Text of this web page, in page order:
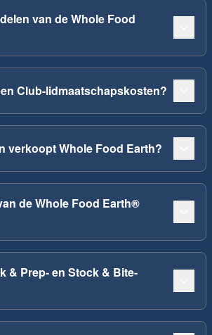
van de Whole Food
Club-lidmaatschapskosten?
verkoopt Whole Food Earth?
de Whole Food Earth®
& Prep- en Stock & Bite-